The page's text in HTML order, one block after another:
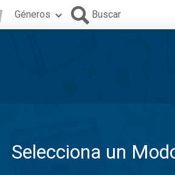
Géneros Buscar
Selecciona un